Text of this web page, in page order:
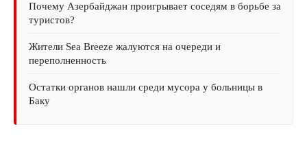
Почему Азербайджан проигрывает соседям в борьбе за
туристов?
Жители Sea Breeze жалуются на очереди и
переполненность
Остатки органов нашли среди мусора у больницы в
Баку